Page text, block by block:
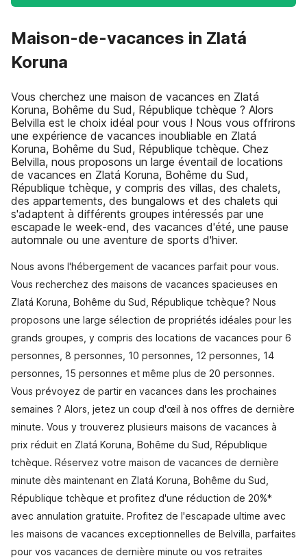
Maison-de-vacances in Zlatá
Koruna
Vous cherchez une maison de vacances en Zlatá
Koruna, Bohême du Sud, République tchèque ? Alors
Belvilla est le choix idéal pour vous ! Nous vous offrirons
une expérience de vacances inoubliable en Zlatá
Koruna, Bohême du Sud, République tchèque. Chez
Belvilla, nous proposons un large éventail de locations
de vacances en Zlatá Koruna, Bohême du Sud,
République tchèque, y compris des villas, des chalets,
des appartements, des bungalows et des chalets qui
s'adaptent à différents groupes intéressés par une
escapade le week-end, des vacances d'été, une pause
automnale ou une aventure de sports d'hiver.
Nous avons l'hébergement de vacances parfait pour vous.
Vous recherchez des maisons de vacances spacieuses en
Zlatá Koruna, Bohême du Sud, République tchèque? Nous
proposons une large sélection de propriétés idéales pour les
grands groupes, y compris des locations de vacances pour 6
personnes, 8 personnes, 10 personnes, 12 personnes, 14
personnes, 15 personnes et même plus de 20 personnes.
Vous prévoyez de partir en vacances dans les prochaines
semaines ? Alors, jetez un coup d'œil à nos offres de dernière
minute. Vous y trouverez plusieurs maisons de vacances à
prix réduit en Zlatá Koruna, Bohême du Sud, République
tchèque. Réservez votre maison de vacances de dernière
minute dès maintenant en Zlatá Koruna, Bohême du Sud,
République tchèque et profitez d'une réduction de 20%*
avec annulation gratuite. Profitez de l'escapade ultime avec
les maisons de vacances exceptionnelles de Belvilla, parfaites
pour vos vacances de dernière minute ou vos retraites